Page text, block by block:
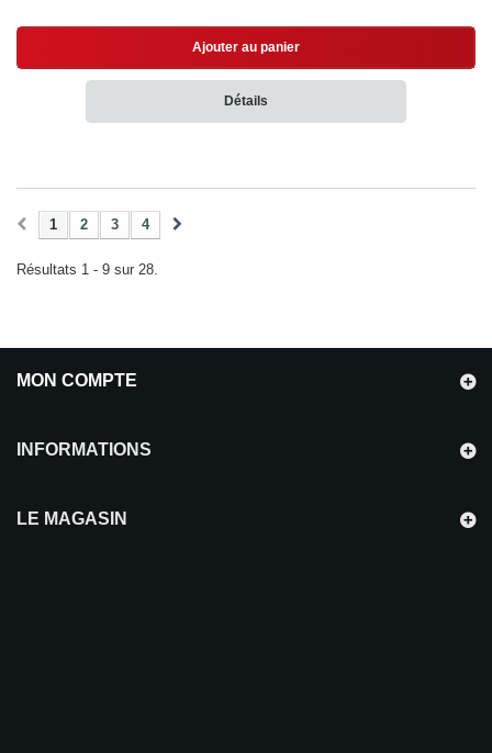
Ajouter au panier
Détails
1 2 3 4
Résultats 1 - 9 sur 28.
MON COMPTE
INFORMATIONS
LE MAGASIN